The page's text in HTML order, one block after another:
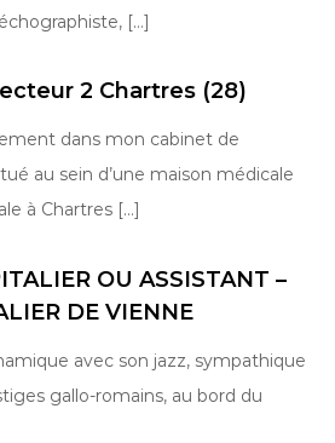
[…]
2 Chartres (28)
dans mon cabinet de
au sein d’une maison médicale
à Chartres […]
OU ASSISTANT –
DE VIENNE
avec son jazz, sympathique
gallo-romains, au bord du